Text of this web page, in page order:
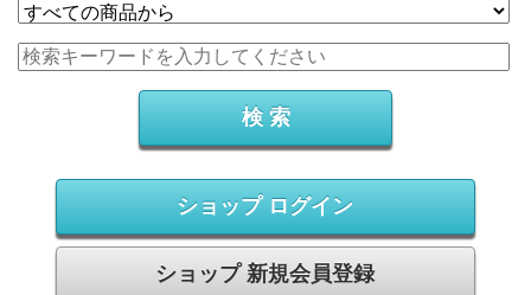
ショップ ログイン
ショップ 新規会員登録